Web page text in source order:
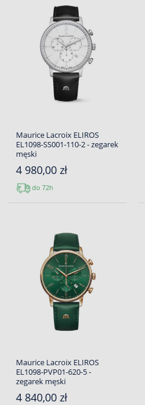
Maurice Lacroix ELIROS
EL1098-SS001-110-2 - zegarek
męski
4 980,00 zł
do 72h
Maurice Lacroix ELIROS
EL1098-PVP01-620-5 -
zegarek męski
4 840,00 zł